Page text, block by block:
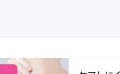
ふるさと納税